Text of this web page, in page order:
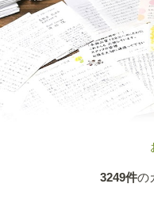
3249件の